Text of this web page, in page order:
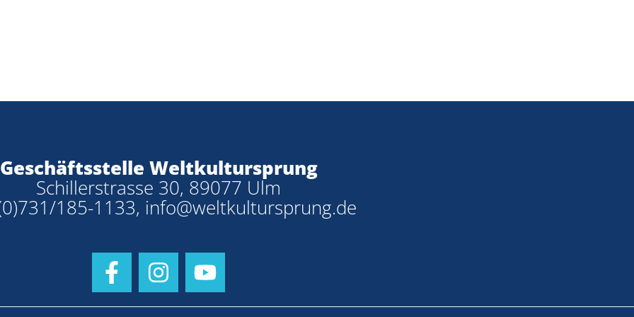
Geschäftsstelle Weltkultursprung
Schillerstrasse 30, 89077 Ulm
185-1133, info@weltkultursprung.de